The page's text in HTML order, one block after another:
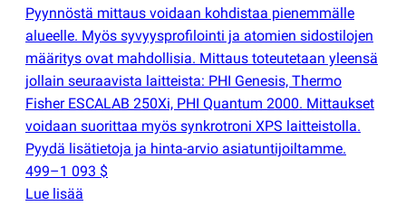
Pyynnöstä mittaus voidaan kohdistaa pienemmälle
alueelle. Myös syvyysprofilointi ja atomien sidostilojen
määritys ovat mahdollisia. Mittaus toteutetaan yleensä
jollain seuraavista laitteista: PHI Genesis, Thermo
Fisher ESCALAB 250Xi, PHI Quantum 2000. Mittaukset
voidaan suorittaa myös synkrotroni XPS laitteistolla.
Pyydä lisätietoja ja hinta-arvio asiatuntijoiltamme.
499–1 093 $
Lue lisää